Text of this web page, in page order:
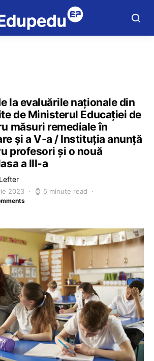
la evaluările naționale din
de Ministerul Educației de
măsuri remediale în
și a V-a / Instituția anunță
profesori și o nouă
a III-a
2023 5 minute read